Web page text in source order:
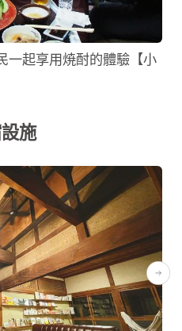
一起享用焼酎的體驗【小
施